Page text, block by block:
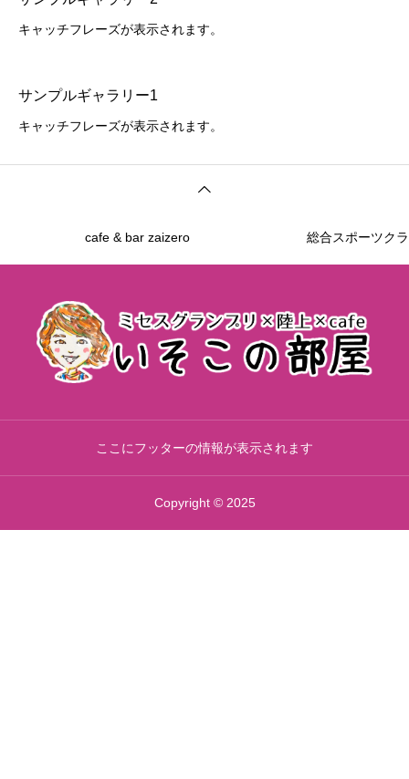
キャッチフレーズが表示されます。
サンプルギャラリー1
キャッチフレーズが表示されます。
cafe & bar zaizero 総合スポーツク
ここにフッターの情報が表示されます
Copyright © 2025